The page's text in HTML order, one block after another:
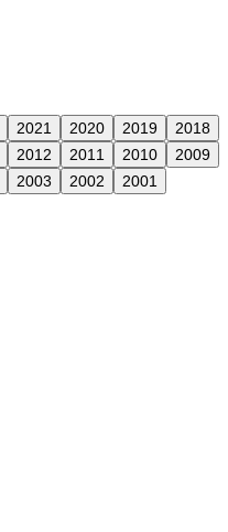
2021 2020 2019
2018
2012 2011 2010
2009
2003 2002 2001